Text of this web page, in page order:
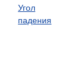
Угол
падения